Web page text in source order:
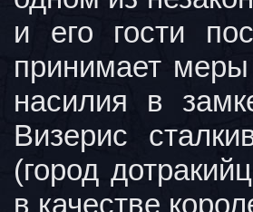
и его гости
принимает
насилия в
Визерис
(город
в качестве